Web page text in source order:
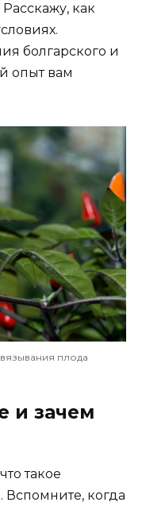
как
болгарского и
опыт вам
плода
и зачем
такое
когда